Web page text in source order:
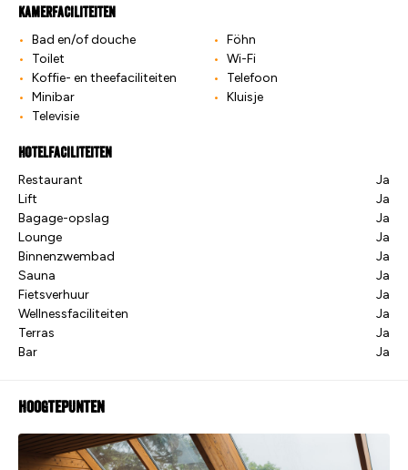
Kamerfaciliteiten
Bad en/of douche
Föhn
Toilet
Wi-Fi
Koffie- en theefaciliteiten
Telefoon
Minibar
Kluisje
Televisie
Hotelfaciliteiten
Restaurant
Ja
Lift
Ja
Bagage-opslag
Ja
Lounge
Ja
Binnenzwembad
Ja
Sauna
Ja
Fietsverhuur
Ja
Wellnessfaciliteiten
Ja
Terras
Ja
Bar
Ja
Hoogtepunten